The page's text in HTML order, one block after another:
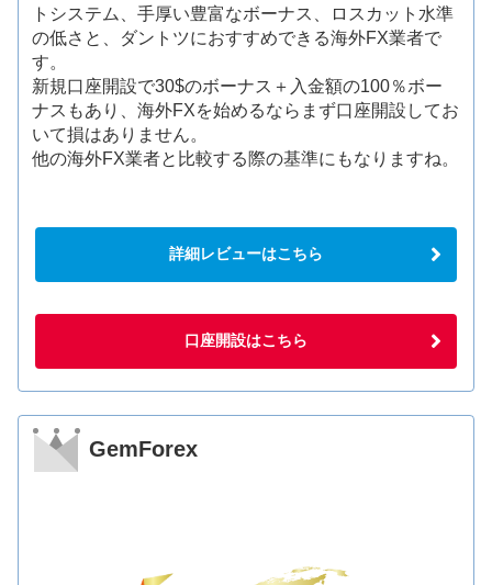
トシステム、手厚い豊富なボーナス、ロスカット水準
の低さと、ダントツにおすすめできる海外FX業者で
す。
新規口座開設で30$のボーナス＋入金額の100％ボー
ナスもあり、海外FXを始めるならまず口座開設してお
いて損はありません。
他の海外FX業者と比較する際の基準にもなりますね。
詳細レビューはこちら
口座開設はこちら
GemForex